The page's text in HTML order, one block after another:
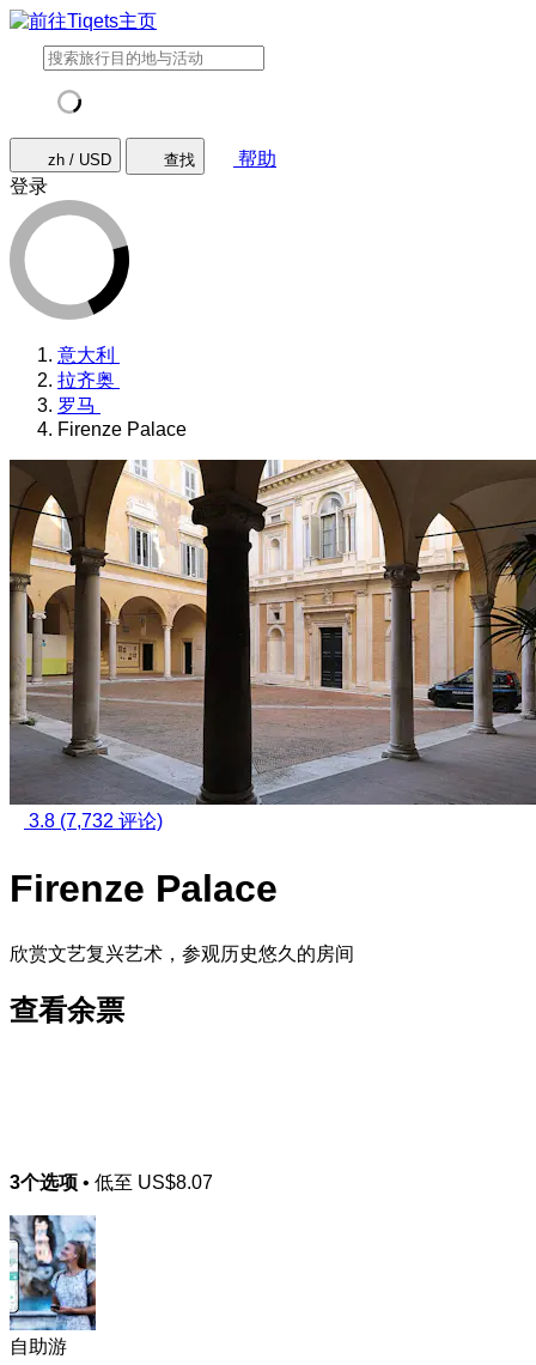
zh / USD 查找
帮助
登录
意大利
拉齐奥
罗马
Firenze Palace
3.8 (7,732 评论)
Firenze Palace
欣赏文艺复兴艺术，参观历史悠久的房间
查看余票
3个选项 • 低至 US$8.07
自助游